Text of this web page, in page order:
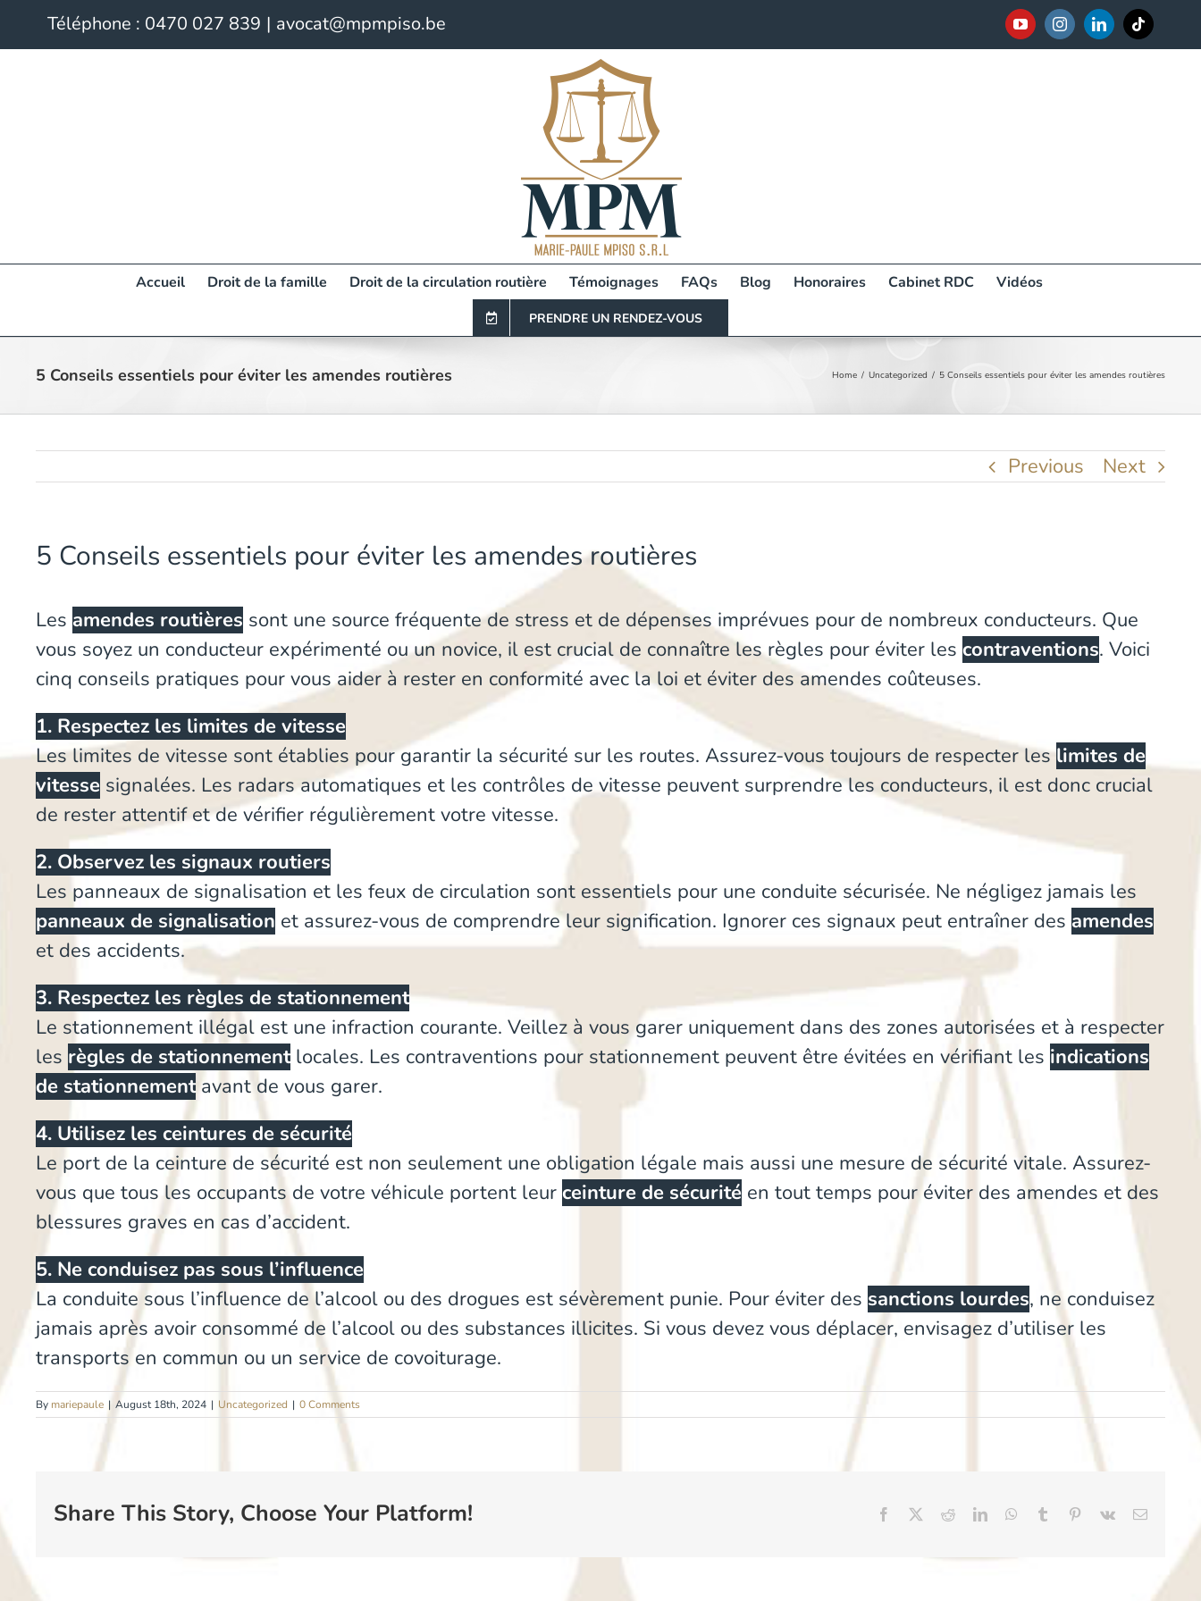
to
Téléphone : 0470 027 839 | avocat@mpmpiso.be YouTubeInstagramLinkedInTiktok
Accueil Droit de la famille Droit de la circulation routière Témoignages FAQs Blog Honoraires Cabinet RDC Vidéos
PRENDRE UN RENDEZ-VOUS
5 Conseils essentiels pour éviter les amendes routières Home Uncategorized 5 Conseils essentiels pour éviter les amendes routières
Previous Next
5 Conseils essentiels pour éviter les amendes routières
Les amendes routières sont une source fréquente de stress et de dépenses imprévues pour de nombreux conducteurs. Que
vous soyez un conducteur expérimenté ou un novice, il est crucial de connaître les règles pour éviter les contraventions. Voici
cinq conseils pratiques pour vous aider à rester en conformité avec la loi et éviter des amendes coûteuses.
1. Respectez les limites de vitesse
Les limites de vitesse sont établies pour garantir la sécurité sur les routes. Assurez-vous toujours de respecter leslimites de
vitesse signalées. Les radars automatiques et les contrôles de vitesse peuvent surprendre les conducteurs, il est donc crucial
de rester attentif et de vérifier régulièrement votre vitesse.
2. Observez les signaux routiers
Les panneaux de signalisation et les feux de circulation sont essentiels pour une conduite sécurisée. Ne négligez jamais les
panneaux de signalisation et assurez-vous de comprendre leur signification. Ignorer ces signaux peut entraîner des amendes
et des accidents.
3. Respectez les règles de stationnement
Le stationnement illégal est une infraction courante. Veillez à vous garer uniquement dans des zones autorisées et à respecter
les règles de stationnement locales. Les contraventions pour stationnement peuvent être évitées en vérifiant les indications
de stationnementavant de vous garer.
4. Utilisez les ceintures de sécurité
Le port de la ceinture de sécurité est non seulement une obligation légale mais aussi une mesure de sécurité vitale. Assurez-
vous que tous les occupants de votre véhicule portent leur ceinture de sécurité en tout temps pour éviter des amendes et des
blessures graves en cas d’accident.
5. Ne conduisez pas sous l’influence
La conduite sous l’influence de l’alcool ou des drogues est sévèrement punie. Pour éviter des sanctions lourdes, ne conduisez
jamais après avoir consommé de l’alcool ou des substances illicites. Si vous devez vous déplacer, envisagez d’utiliser les
transports en commun ou un service de covoiturage.
By mariepaule | August 18th, 2024 | Uncategorized | 0 Comments
Share This Story, Choose Your Platform! Facebook RedditLinkedInWhatsApp
Tumblr Pinterest
Vk Email